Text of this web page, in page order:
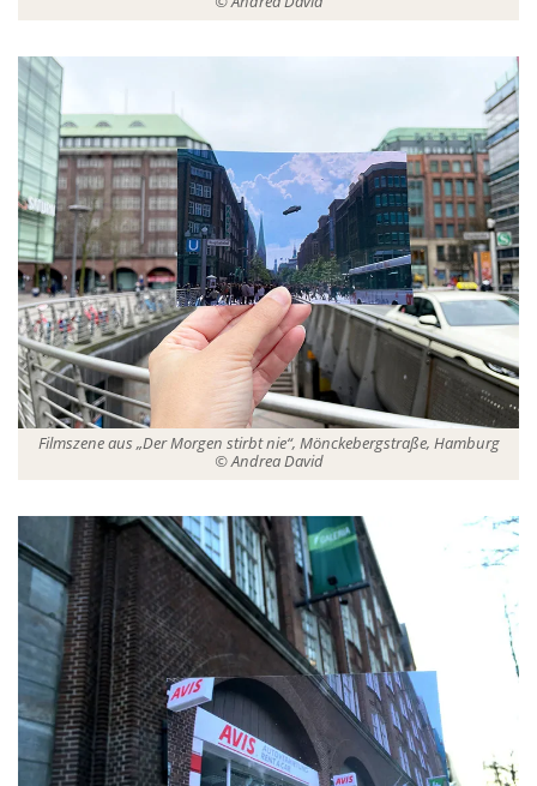
Filmszene aus „Der Morgen stirbt nie“, Mönckebergstraße, Hamburg
© Andrea David